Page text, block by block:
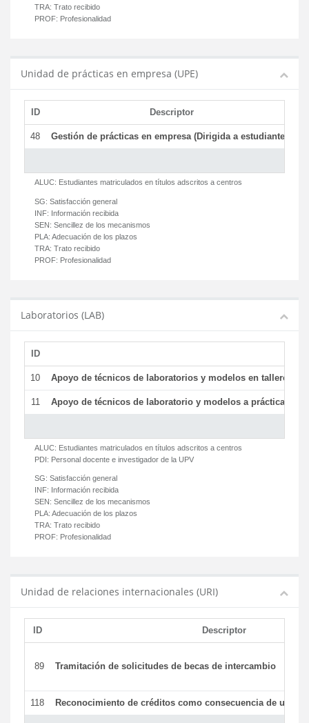
TRA: Trato recibido
PROF: Profesionalidad
Unidad de prácticas en empresa (UPE)
ID Descriptor
48 Gestión de prácticas en empresa (Dirigida a estudiantes)
ALUC: Estudiantes matriculados en títulos adscritos a centros
SG: Satisfacción general
INF: Información recibida
SEN: Sencillez de los mecanismos
PLA: Adecuación de los plazos
TRA: Trato recibido
PROF: Profesionalidad
Laboratorios (LAB)
ID
10 Apoyo de técnicos de laboratorios y modelos en talleres/
11 Apoyo de técnicos de laboratorio y modelos a prácticas y
ALUC: Estudiantes matriculados en títulos adscritos a centros
PDI: Personal docente e investigador de la UPV
SG: Satisfacción general
INF: Información recibida
SEN: Sencillez de los mecanismos
PLA: Adecuación de los plazos
TRA: Trato recibido
PROF: Profesionalidad
Unidad de relaciones internacionales (URI)
ID Descriptor
89 Tramitación de solicitudes de becas de intercambio
118 Reconocimiento de créditos como consecuencia de un